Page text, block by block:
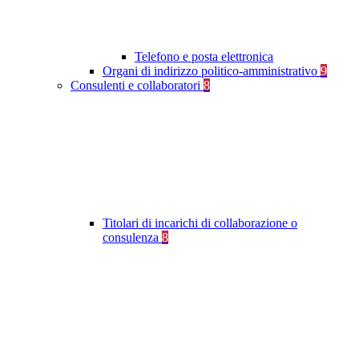
Telefono e posta elettronica
Organi di indirizzo politico-amministrativo 9
Consulenti e collaboratori 8
Titolari di incarichi di collaborazione o
consulenza 8